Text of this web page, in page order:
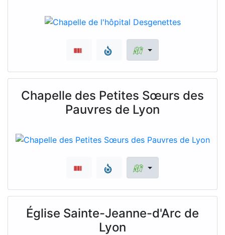
Chapelle des Petites Sœurs des
Pauvres de Lyon
Église Sainte-Jeanne-d'Arc de
Lyon